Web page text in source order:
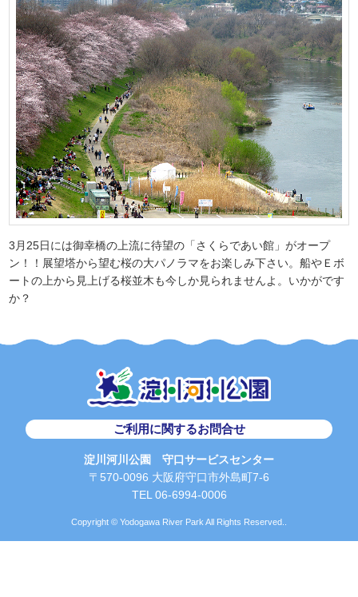
3月25日には御幸橋の上流に待望の「さくらであい館」がオープ
ン！！展望塔から望む桜の大パノラマをお楽しみ下さい。船やＥボ
ートの上から見上げる桜並木も今しか見られませんよ。いかがです
か？
ご利用に関するお問合せ
淀川河川公園 守口サービスセンター
〒570-0096 大阪府守口市外島町7-6
TEL 06-6994-0006
Copyright © Yodogawa River Park All Rights Reserved..